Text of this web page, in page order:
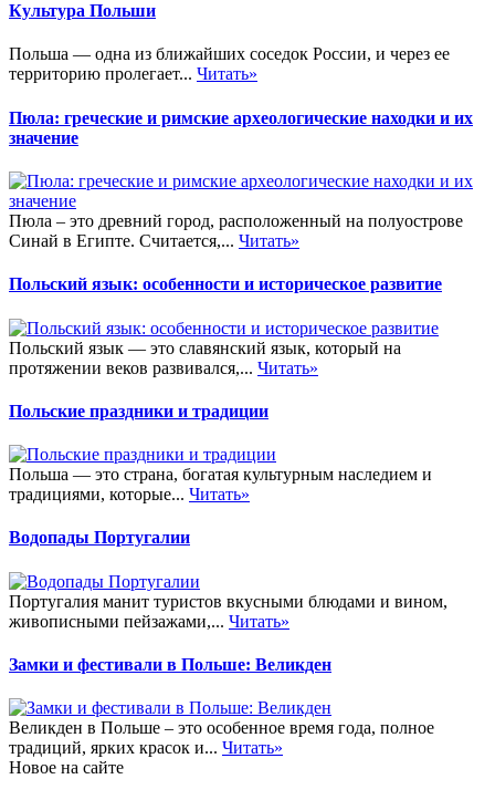
Культура Польши
Польша — одна из ближайших соседок России, и через ее
территорию пролегает... Читать»
Пюла: греческие и римские археологические находки и их
значение
Пюла – это древний город, расположенный на полуострове
Синай в Египте. Считается,... Читать»
Польский язык: особенности и историческое развитие
Польский язык — это славянский язык, который на
протяжении веков развивался,... Читать»
Польские праздники и традиции
Польша — это страна, богатая культурным наследием и
традициями, которые... Читать»
Водопады Португалии
Португалия манит туристов вкусными блюдами и вином,
живописными пейзажами,... Читать»
Замки и фестивали в Польше: Великден
Великден в Польше – это особенное время года, полное
традиций, ярких красок и... Читать»
Новое на сайте